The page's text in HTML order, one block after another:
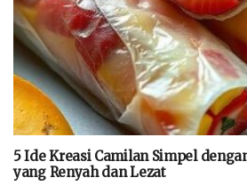
5 Ide Kreasi Camilan Simpel
yang Renyah dan Lezat